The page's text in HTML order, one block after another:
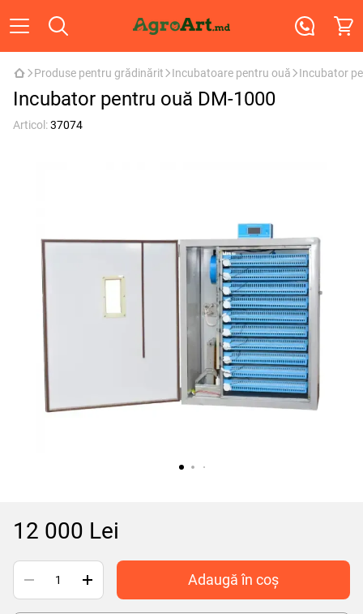
Produse pentru grădinărit Incubatoare pentru ouă Incubator
Incubator pentru ouă DM-1000
Articol:37074
12 000 Lei
Adaugă în coș